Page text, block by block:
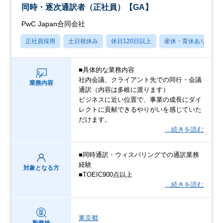
同時・逐次通訳者（正社員）【GA】
PwC Japan合同会社
正社員採用 土日祝休み 休日120日以上 産休・育休あり
業務内容
■具体的な業務内容
社内会議、クライアント先での同行・会議
通訳（内容は多岐に渡ります）
ビジネスに近い位置で、事業の成長にダイ
レクトに貢献できるやりがいを感じていた
だけます。
…続きを読む
対象となる方
■同時通訳・ウィスパリングでの通訳業務
経験
■TOEIC900点以上
…続きを読む
東京都